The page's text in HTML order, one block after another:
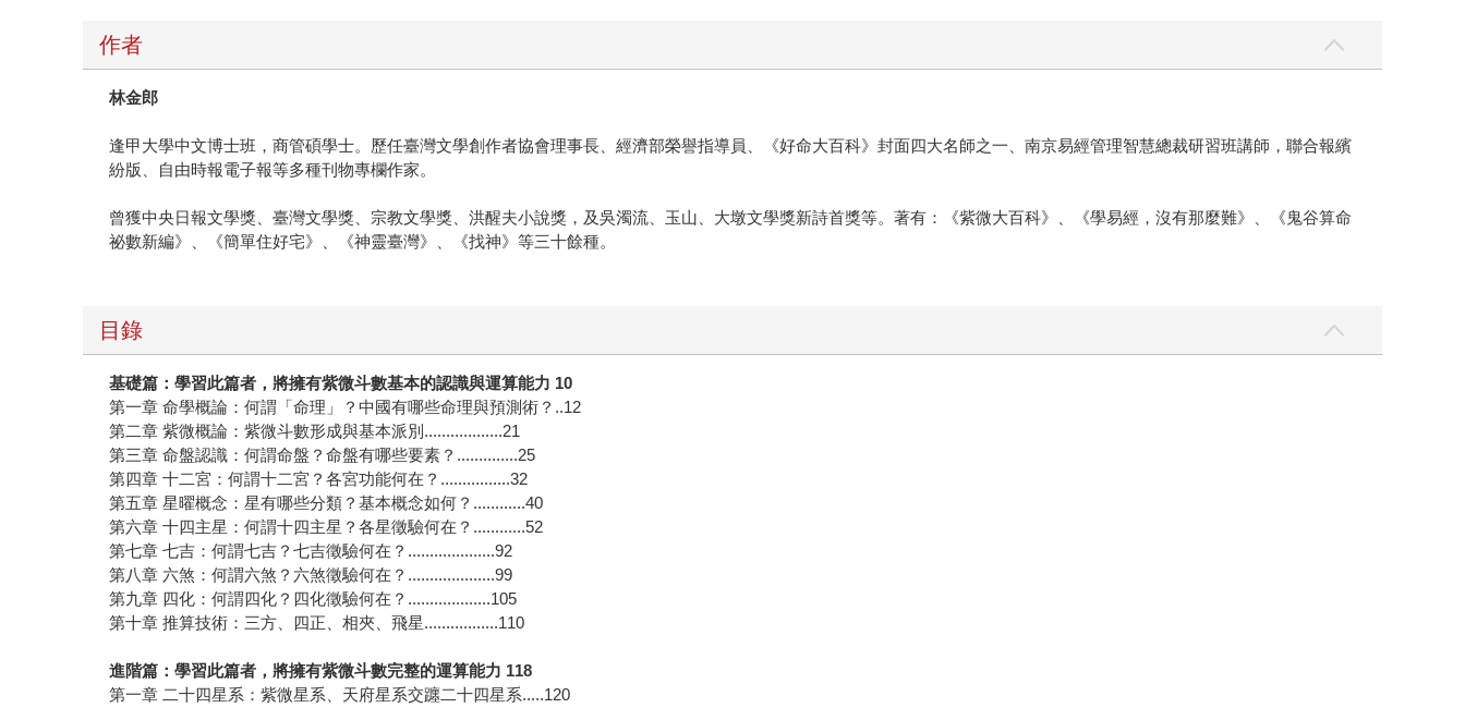
作者
林金郎
逢甲大學中文博士班，商管碩學士。歷任臺灣文學創作者協會理事長、經濟部榮譽指導員、《好命大百科》封面四大名師之一、南京易經管理智慧總裁研習班講師，聯合報繽
紛版、自由時報電子報等多種刊物專欄作家。
曾獲中央日報文學獎、臺灣文學獎、宗教文學獎、洪醒夫小說獎，及吳濁流、玉山、大墩文學獎新詩首獎等。著有：《紫微大百科》、《學易經，沒有那麼難》、《鬼谷算命
祕數新編》、《簡單住好宅》、《神靈臺灣》、《找神》等三十餘種。
目錄
基礎篇：學習此篇者，將擁有紫微斗數基本的認識與運算能力 10
第一章 命學概論：何謂「命理」？中國有哪些命理與預測術？..12
第二章 紫微概論：紫微斗數形成與基本派別..................21
第三章 命盤認識：何謂命盤？命盤有哪些要素？..............25
第四章 十二宮：何謂十二宮？各宮功能何在？................32
第五章 星曜概念：星有哪些分類？基本概念如何？............40
第六章 十四主星：何謂十四主星？各星徵驗何在？............52
第七章 七吉：何謂七吉？七吉徵驗何在？....................92
第八章 六煞：何謂六煞？六煞徵驗何在？....................99
第九章 四化：何謂四化？四化徵驗何在？...................105
第十章 推算技術：三方、四正、相夾、飛星.................110
進階篇：學習此篇者，將擁有紫微斗數完整的運算能力 118
第一章 二十四星系：紫微星系、天府星系交躔二十四星系.....120